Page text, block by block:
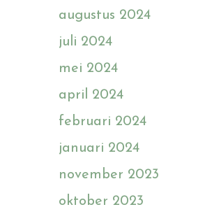
augustus 2024
juli 2024
mei 2024
april 2024
februari 2024
januari 2024
november 2023
oktober 2023